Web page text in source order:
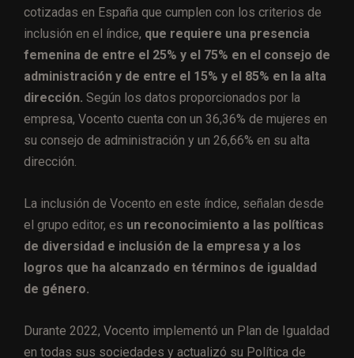
cotizadas en España que cumplen con los criterios de
inclusión en el índice, que requiere una presencia
femenina de entre el 25% y el 75% en el consejo de
administración y de entre el 15% y el 85% en la alta
dirección. Según los datos proporcionados por la
empresa, Vocento cuenta con un 36,36% de mujeres en
su consejo de administración y un 26,66% en su alta
dirección.
La inclusión de Vocento en este índice, señalan desde
el grupo editor, es un reconocimiento a las políticas
de diversidad e inclusión de la empresa y a los
logros que ha alcanzado en términos de igualdad
de género.
Durante 2022, Vocento implementó un Plan de Igualdad
en todas sus sociedades y actualizó su Política de